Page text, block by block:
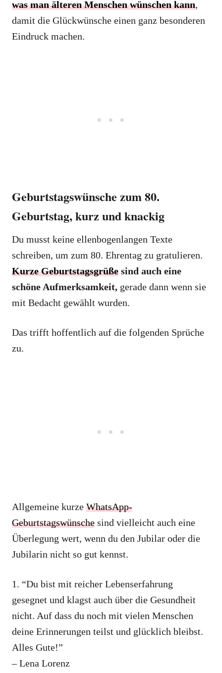
was man älteren Menschen wünschen kann,
damit die Glückwünsche einen ganz besonderen
Eindruck machen.
Geburtstagswünsche zum 80.
Geburtstag, kurz und knackig
Du musst keine ellenbogenlangen Texte
schreiben, um zum 80. Ehrentag zu gratulieren.
Kurze Geburtstagsgrüße sind auch eine
schöne Aufmerksamkeit, gerade dann wenn sie
mit Bedacht gewählt wurden.
Das trifft hoffentlich auf die folgenden Sprüche
zu.
Allgemeine kurze WhatsApp-
Geburtstagswünsche sind vielleicht auch eine
Überlegung wert, wenn du den Jubilar oder die
Jubilarin nicht so gut kennst.
1. “Du bist mit reicher Lebenserfahrung
gesegnet und klagst auch über die Gesundheit
nicht. Auf dass du noch mit vielen Menschen
deine Erinnerungen teilst und glücklich bleibst.
Alles Gute!”
– Lena Lorenz